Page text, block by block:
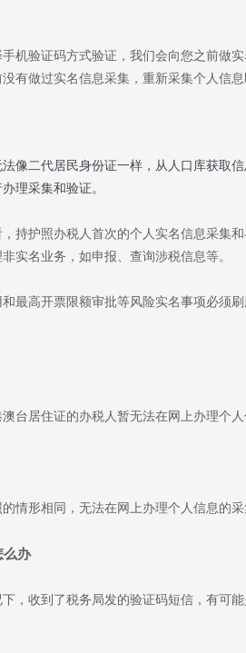
机验证码方式验证，我们会向您之前做
有做过实名信息采集，重新采集个人信
像二代居民身份证一样，从人口库获取
理采集和验证。
持护照办税人首次的个人实名信息采集
实名业务，如申报、查询涉税信息等。
最高开票限额审批等风险实名事项必须
台居住证的办税人暂无法在网上办理个
情形相同，无法在网上办理个人信息的
么办
，收到了税务局发的验证码短信，有可